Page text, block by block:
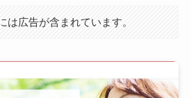
は広告が含まれています。